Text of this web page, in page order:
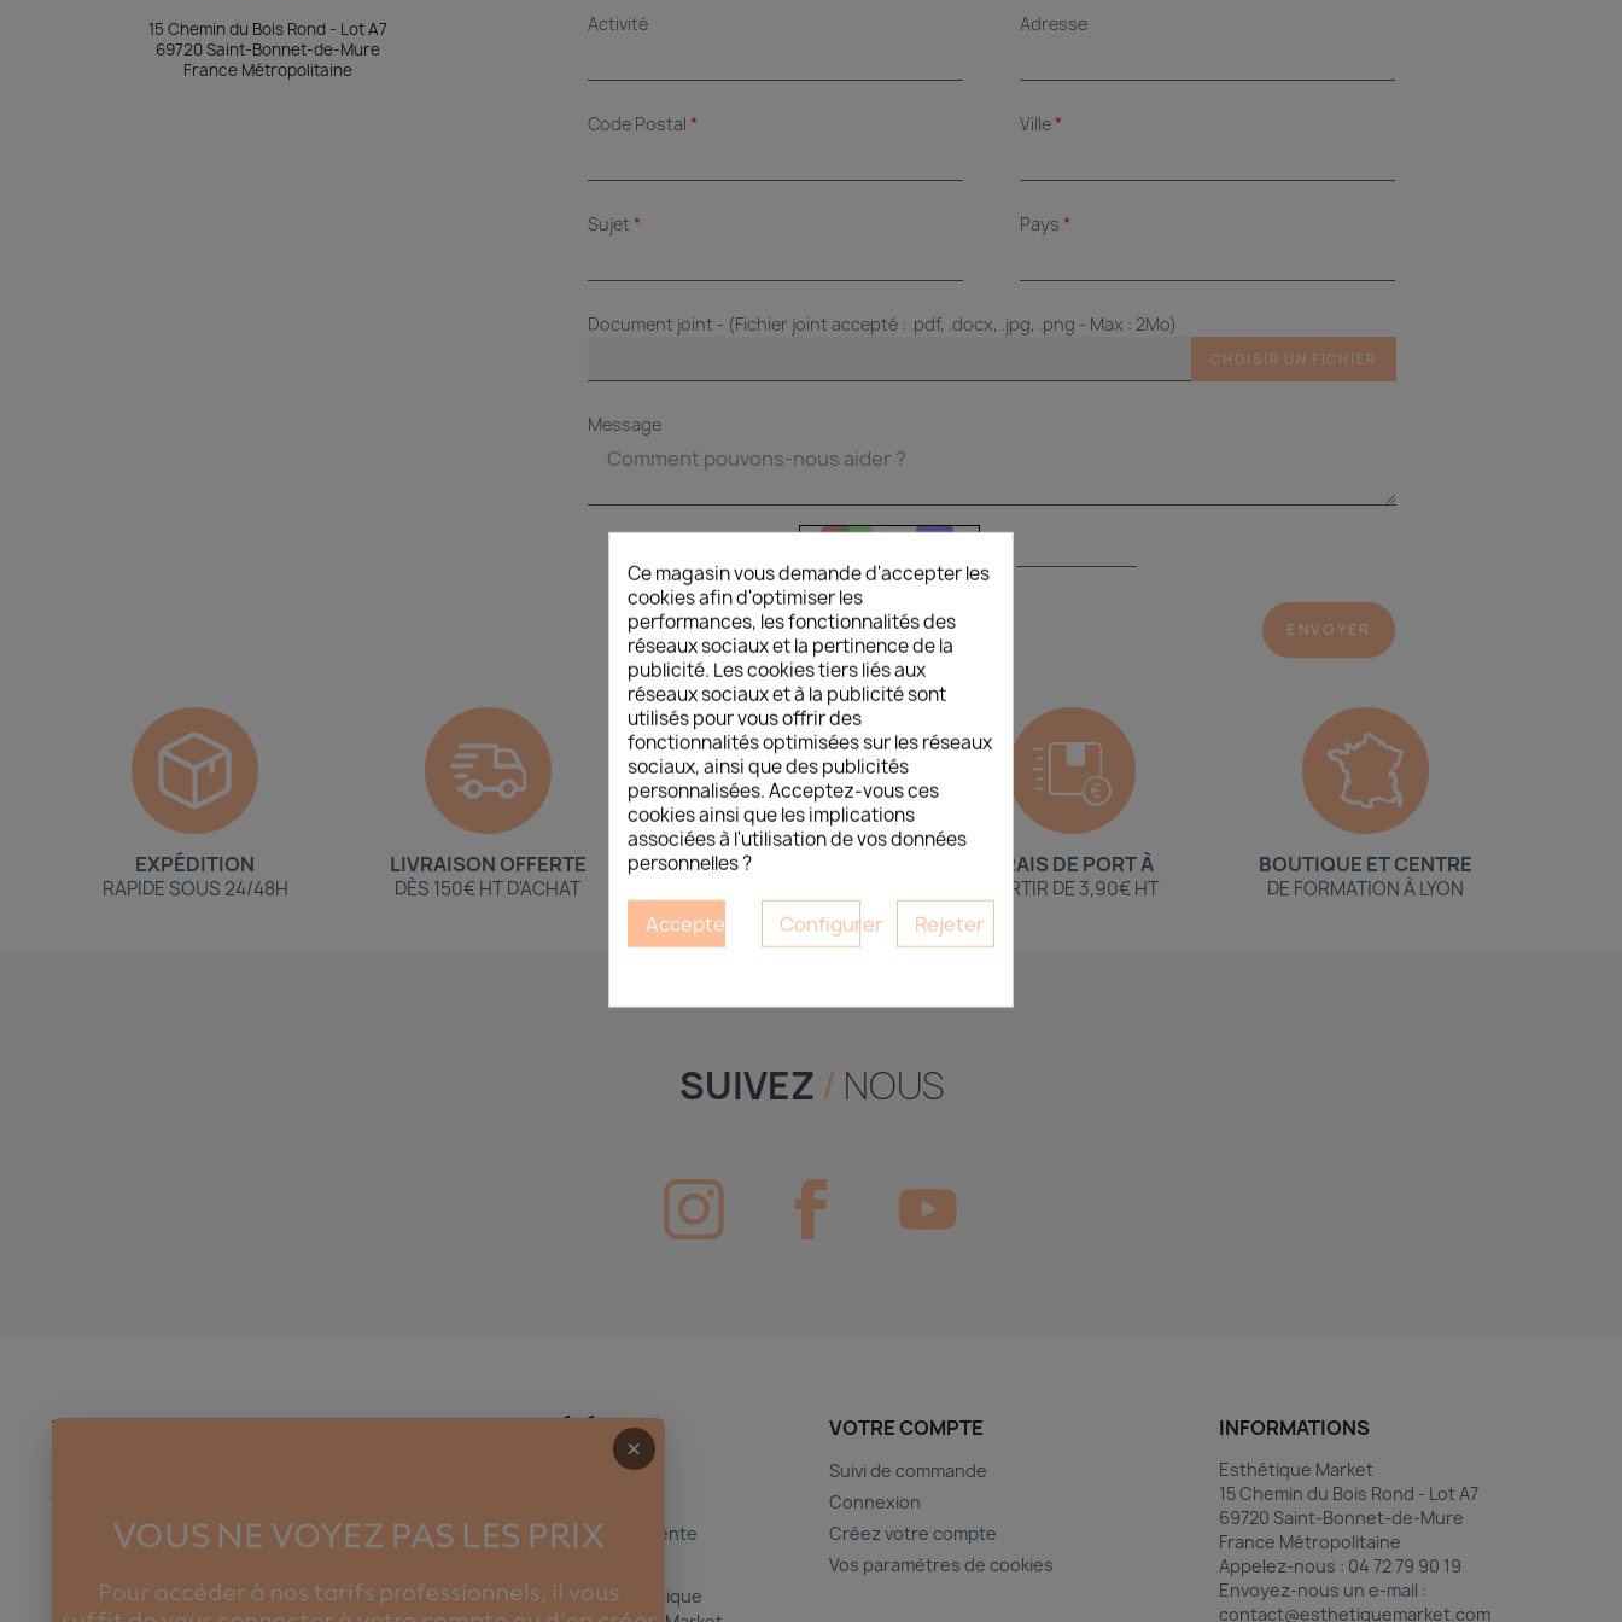
15 Chemin du Bois Rond - Lot A7
69720 Saint-Bonnet-de-Mure
France Métropolitaine
Activité
Code Postal *
Sujet *
Adresse
Ville*
Pays *
Document joint - (Fichier joint accepté : .pdf, .docx, .jpg, .png - Max : 2Mo)
CHOISIR UN FICHIER
Message
sécurité
EXPÉDITION
RAPIDE SOUS 24/48H
LIVRAISON OFFERTE
DÈS 150€ HT D'ACHAT
PAIEMENT EN LIGNE FRAIS DE PORT À
PARTIR DE 3,90€ HT
BOUTIQUE ET CENTRE
DE FORMATION À LYON
SUIVEZ / NOUS
PRODUITS
étudiantes
Nouveaux produits
Conditions générales de vente
Magasin de matériel esthétique
VOTRE COMPTE
Suivi de commande
Connexion
Créez votre compte
Vos paramètres de cookies
INFORMATIONS
Esthétique Market
15 Chemin du Bois Rond - Lot A7
69720 Saint-Bonnet-de-Mure
France Métropolitaine
Appelez-nous : 04 72 79 90 19
Envoyez-nous un e-mail :
contact@esthetiquemarket.com
×
Ce magasin vous demande d'accepter les
cookies afin d'optimiser les
performances, les fonctionnalités des
réseaux sociaux et la pertinence de la
publicité. Les cookies tiers liés aux
réseaux sociaux et à la publicité sont
utilisés pour vous offrir des
fonctionnalités optimisées sur les réseaux
sociaux, ainsi que des publicités
personnalisées. Acceptez-vous ces
cookies ainsi que les implications
associées à l'utilisation de vos données
personnelles ?
Accepter Configurer Rejeter